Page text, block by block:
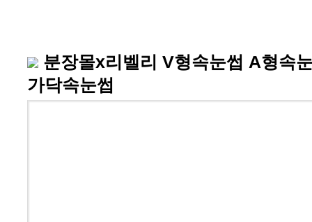
분장몰x리벨리 V형속눈썹 A형속
가닥속눈썹